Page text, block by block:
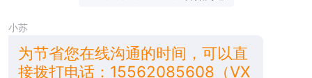
小苏
为节省您在线沟通的时间，可以直
接拨打电话：15562085608（VX